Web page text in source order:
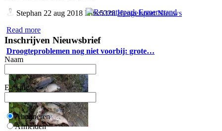
Stephan 22 aug 2018 Hits:5328Hengelsport Nieuws
Read more
Droogteproblemen nog niet voorbij: grote…
Inschrijven Nieuwsbrief
Naam
E-mail
Abonneren
Afmelden